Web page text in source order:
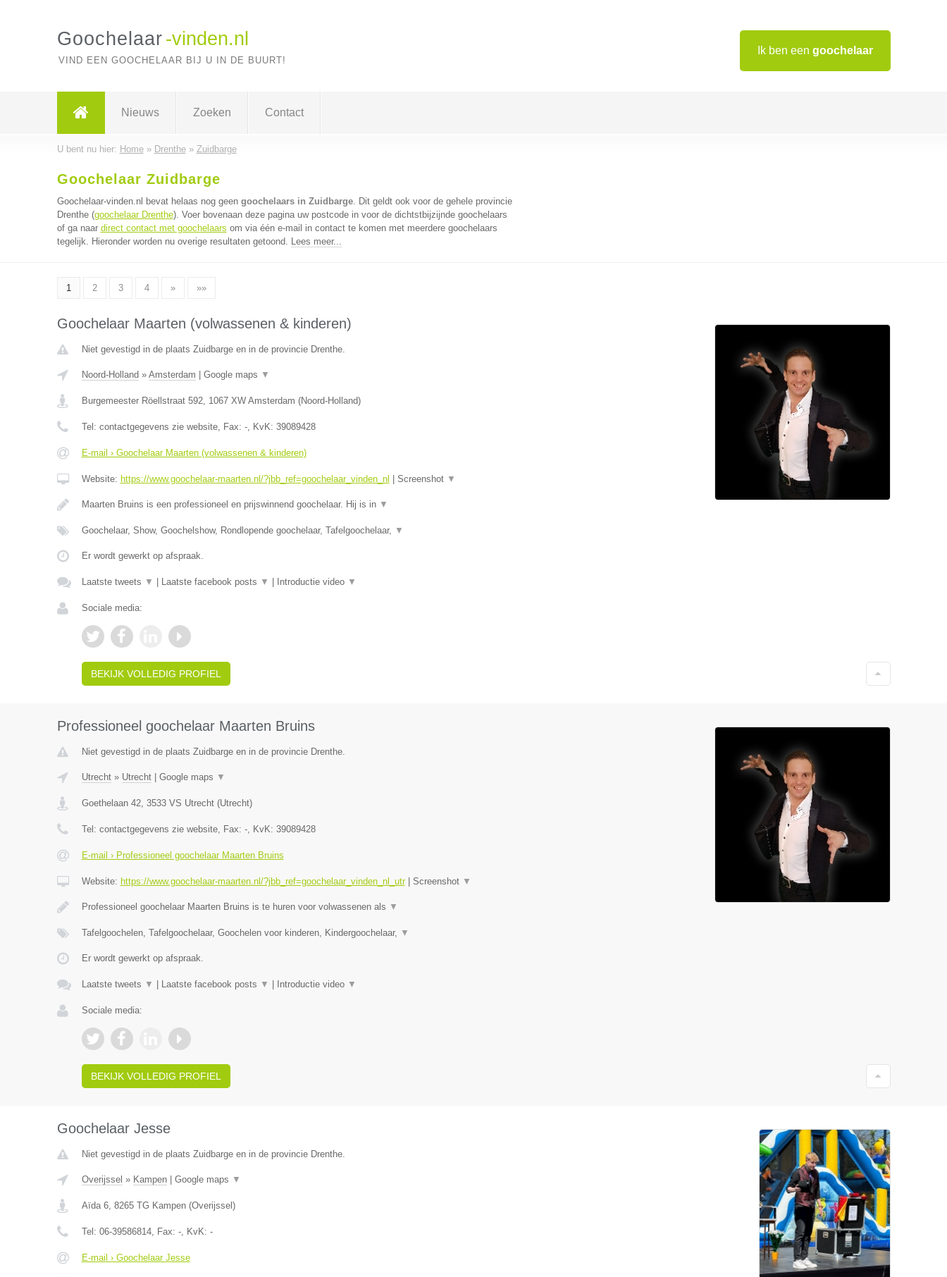
Ik ben een goochelaar
Goochelaar -vinden.nl
VIND EEN GOOCHELAAR BIJ U IN DE BUURT!
Nieuws Zoeken Contact
U bent nu hier: Home» Drenthe» Zuidbarge
Goochelaar Zuidbarge
Goochelaar-vinden.nl bevat helaas nog geen goochelaars in Zuidbarge. Dit geldt ook voor de gehele provincie
Drenthe (goochelaar Drenthe). Voer bovenaan deze pagina uw postcode in voor de dichtstbijzijnde goochelaars
of ga naar direct contact met goochelaars om via één e-mail in contact te komen met meerdere goochelaars
tegelijk. Hieronder worden nu overige resultaten getoond. Lees meer...
1 2 3 4 » »»
Goochelaar Maarten (volwassenen & kinderen)
Niet gevestigd in de plaats Zuidbarge en in de provincie Drenthe.
Noord-Holland » Amsterdam Google maps ▼
Burgemeester Röellstraat 592, 1067 XW Amsterdam (Noord-Holland)
Tel: contactgegevens zie website, Fax: -, KvK: 39089428
E-mail › Goochelaar Maarten (volwassenen & kinderen)
Website: https://www.goochelaar-maarten.nl/?jbb_ref=goochelaar_vinden_nl Screenshot ▼
Maarten Bruins is een professioneel en prijswinnend goochelaar. Hij is in ▼
Goochelaar, Show, Goochelshow, Rondlopende goochelaar, Tafelgoochelaar, ▼
Er wordt gewerkt op afspraak.
Laatste tweets ▼ Laatste facebook posts ▼ Introductie video ▼
Sociale media:
BEKIJK VOLLEDIG PROFIEL
Professioneel goochelaar Maarten Bruins
Niet gevestigd in de plaats Zuidbarge en in de provincie Drenthe.
Utrecht» Utrecht| Google maps ▼
Goethelaan 42, 3533 VS Utrecht(Utrecht)
Tel: contactgegevens zie website, Fax: -, KvK: 39089428
E-mail › Professioneel goochelaar Maarten Bruins
Website: https://www.goochelaar-maarten.nl/?jbb_ref=goochelaar_vinden_nl_utr| Screenshot ▼
Professioneel goochelaar Maarten Bruins is te huren voor volwassenen als ▼
Tafelgoochelen, Tafelgoochelaar, Goochelen voor kinderen, Kindergoochelaar, ▼
Er wordt gewerkt op afspraak.
Laatste tweets ▼ Laatste facebook posts ▼ Introductie video ▼
Sociale media:
BEKIJK VOLLEDIG PROFIEL
Goochelaar Jesse
Niet gevestigd in de plaats Zuidbarge en in de provincie Drenthe.
Overijssel » Kampen| Google maps ▼
Aïda 6, 8265 TG Kampen(Overijssel )
Tel: 06-39586814, Fax: -, KvK: -
E-mail › Goochelaar Jesse